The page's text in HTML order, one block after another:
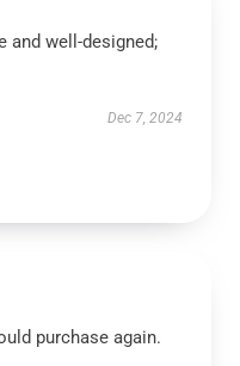
and well-designed;
Dec 7, 2024
purchase again.